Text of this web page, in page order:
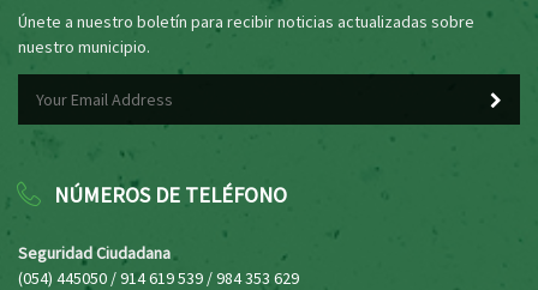
Únete a nuestro boletín para recibir noticias actualizadas sobre
nuestro municipio.
NÚMEROS DE TELÉFONO
Seguridad Ciudadana
(054) 445050 / 914 619 539 / 984 353 629